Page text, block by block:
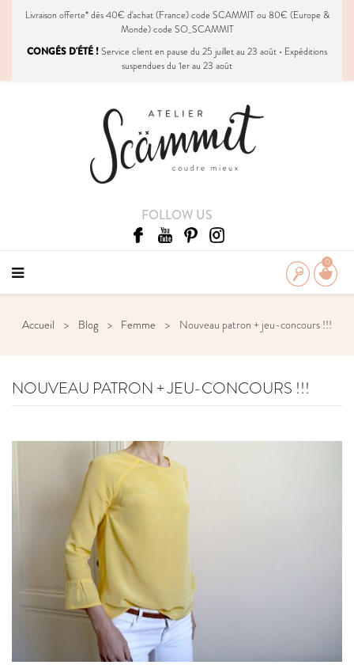
Livraison offerte* dès 40€ d'achat (France) code SCAMMIT ou 80€ (Europe &
Monde) code SO_SCAMMIT
CONGÉS D'ÉTÉ !Service client en pause du 25 juillet au 23 août • Expéditions
suspendues du 1er au 23 août
FOLLOW US
0
Accueil Blog Femme Nouveau patron + jeu-concours !!!
NOUVEAU PATRON + JEU-CONCOURS !!!